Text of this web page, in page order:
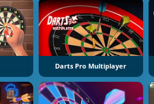
Darts Pro Multiplayer